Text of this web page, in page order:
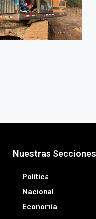
Nuestras Secciones
Política
Nacional
Economía